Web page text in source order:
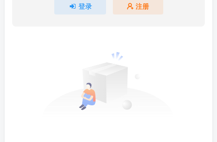
登录 注册